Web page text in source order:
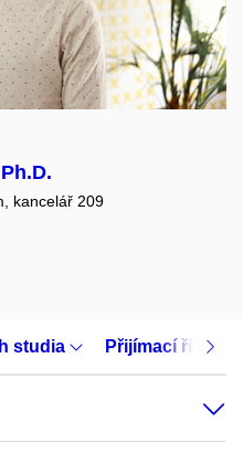
kancelář 209
studia Přijímací řízení